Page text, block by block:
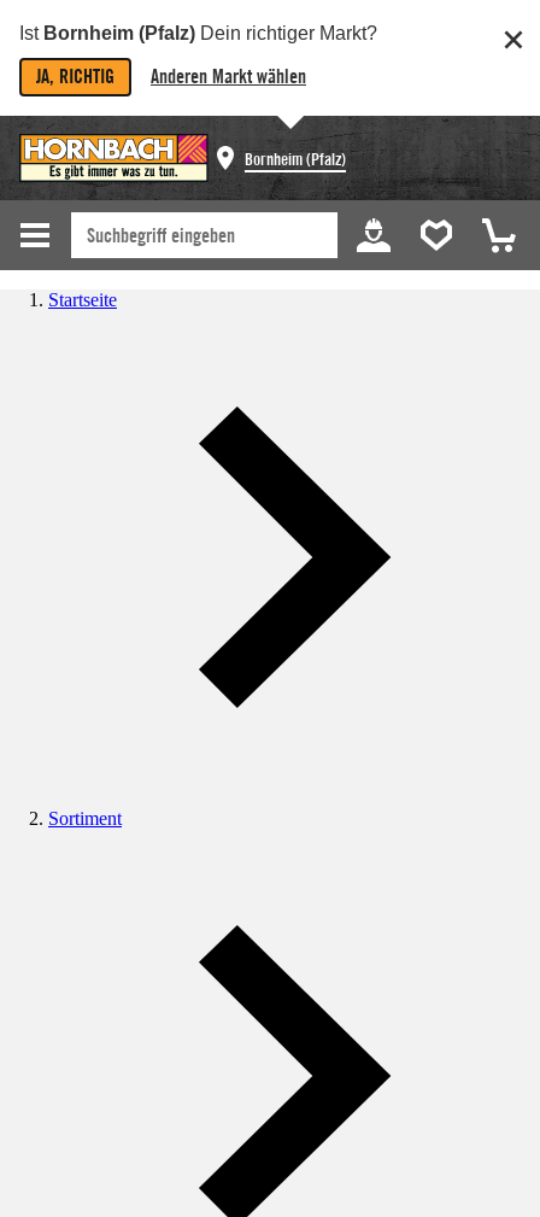
Ist Bornheim (Pfalz) Dein richtiger Markt?
JA, RICHTIG Anderen Markt wählen
Bornheim (Pfalz)
Startseite
Sortiment